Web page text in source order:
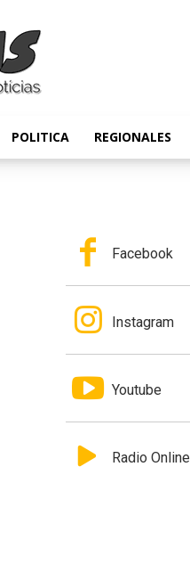
POLITICA REGIONALES
Facebook
Instagram
Youtube
Radio Online